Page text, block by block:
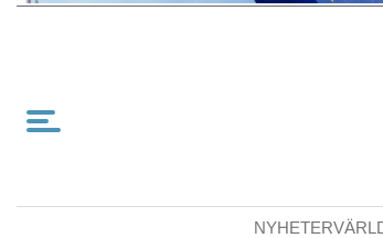
NYHETER